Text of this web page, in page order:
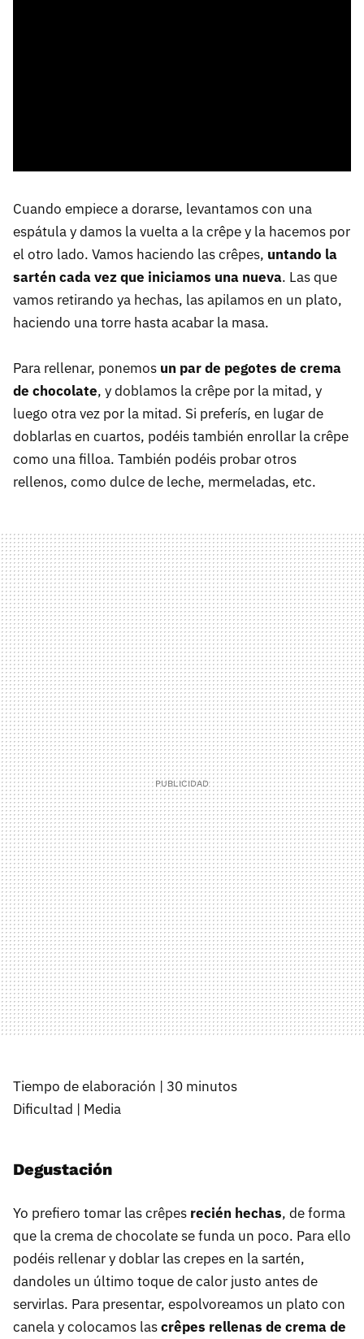
Cuando empiece a dorarse, levantamos con una
espátula y damos la vuelta a la crêpe y la hacemos por
el otro lado. Vamos haciendo las crêpes, untando la
sartén cada vez que iniciamos una nueva. Las que
vamos retirando ya hechas, las apilamos en un plato,
haciendo una torre hasta acabar la masa.
Para rellenar, ponemos un par de pegotes de crema
de chocolate, y doblamos la crêpe por la mitad, y
luego otra vez por la mitad. Si preferís, en lugar de
doblarlas en cuartos, podéis también enrollar la crêpe
como una filloa. También podéis probar otros
rellenos, como dulce de leche, mermeladas, etc.
Tiempo de elaboración | 30 minutos
Dificultad | Media
Degustación
Yo prefiero tomar las crêpes recién hechas, de forma
que la crema de chocolate se funda un poco. Para ello
podéis rellenar y doblar las crepes en la sartén,
dandoles un último toque de calor justo antes de
servirlas. Para presentar, espolvoreamos un plato con
canela y colocamos lascrêpes rellenas de crema de